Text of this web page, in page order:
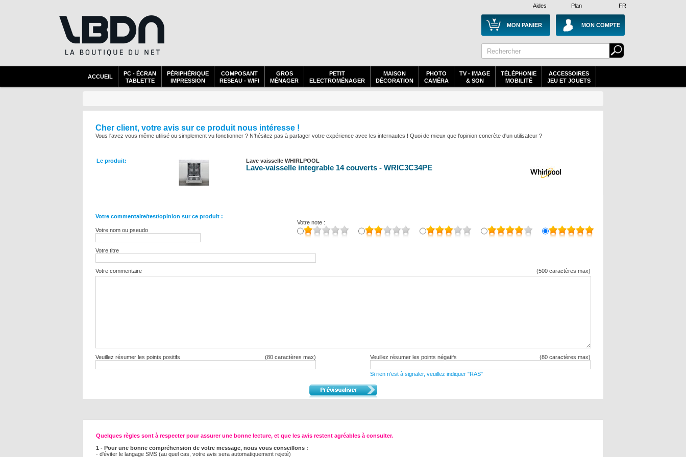
Plan
Aides FR
MON PANIER MON COMPTE
ACCUEIL
PC - ÉCRAN
TABLETTE
PÉRIPHÉRIQUE
IMPRESSION
COMPOSANT
RESEAU - WIFI
GROS
MÉNAGER
PETIT
ELECTROMÉNAGER
MAISON
DÉCORATION
PHOTO
CAMÉRA
TV - IMAGE
& SON
TÉLÉPHONIE
MOBILITÉ
ACCESSOIRES
JEU ET JOUETS
Cher client, votre avis sur ce produit nous intéresse !
Vous l'avez vous même utilisé ou simplement vu fonctionner ? N'hésitez pas à partager votre expérience avec les internautes ! Quoi de mieux que l'opinion concrète d'un utilisateur ?
Le produit: Lave vaisselle WHIRLPOOL
Lave-vaisselle integrable 14 couverts - WRIC3C34PE
Votre commentaire/test/opinion sur ce produit :
Votre nom ou pseudo
Votre note :
Votre titre
Votre commentaire (500 caractères max)
Veuillez résumer les points positifs (80 caractères max) Veuillez résumer les points négatifs (80 caractères max)
Si rien n'est à signaler, veuillez indiquer "RAS"
Quelques règles sont à respecter pour assurer une bonne lecture, et que les avis restent agréables à consulter.
1 - Pour une bonne compréhension de votre message, nous vous conseillons :
- d'éviter le langage SMS (au quel cas, votre avis sera automatiquement rejeté)